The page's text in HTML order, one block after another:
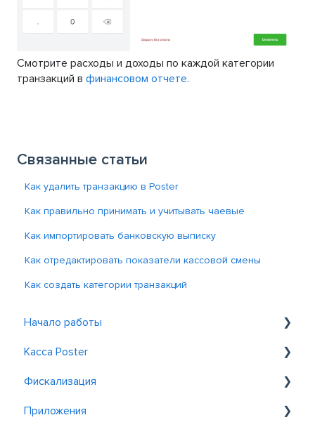
Смотрите расходы и доходы по каждой категории
транзакций в финансовом отчете.
Связанные статьи
Как удалить транзакцию в Poster
Как правильно принимать и учитывать чаевые
Как импортировать банковскую выписку
Как отредактировать показатели кассовой смены
Как создать категории транзакций
Начало работы
Знакомство с Poster
Регистрация и вход
Касса Poster
Общие
Обслуживание у столиков
Фискализация
Фискализация в Казахстане
Приложения